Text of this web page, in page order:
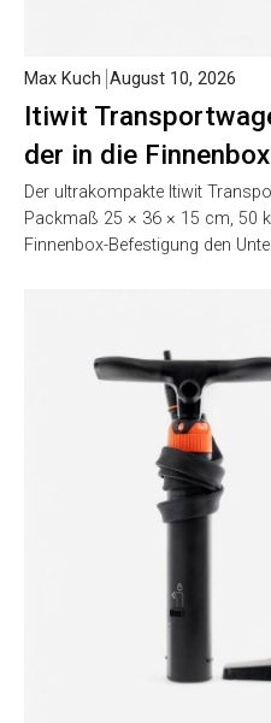
Itiwit
der in die
Max Kuch August 10, 2026
Der ultrakompakte Itiwit
Packmaß 25 × 36 × 15 cm, 50
Finnenbox-Befestigung den